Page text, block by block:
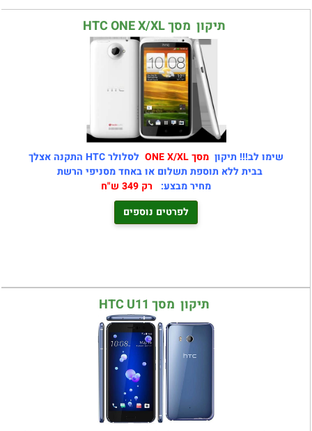
תיקון מסך HTC ONE X/XL
שימו לב!!! תיקון מסך ONE X/XL
לסלולר HTC התקנה אצלך
בבית ללא תוספת תשלום או באחד מסניפי הרשת
מחיר מבצע: רק 349 ש"ח
לפרטים נוספים
תיקון מסך HTC U11